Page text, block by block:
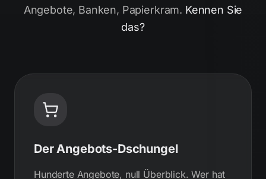
Angebote, Banken, Papierkram. Kennen Sie
das?
Der Angebots-Dschungel
Hunderte Angebote, null Überblick. Wer hat